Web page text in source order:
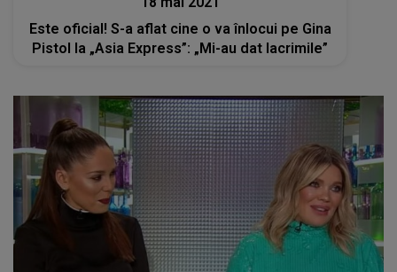
Este oficial! S-a aflat cine o va înlocui pe Gina
Pistol la „Asia Express”: „Mi-au dat lacrimile”